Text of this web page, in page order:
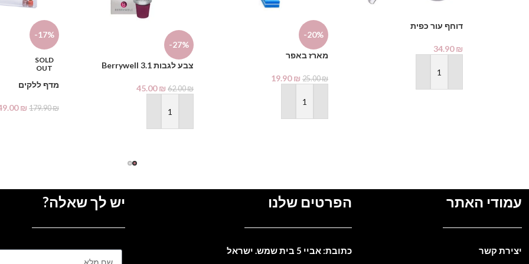
דוחף עור כפית
34.90₪
הוספה לסל
-20%
מארז באפר
25.00₪
19.90₪
הוספה לסל
-27%
צבע לגבות Berrywell 3.1
62.00₪
45.00₪
הוספה לסל
-17%
SOLD
OUT
מדף ללקים
179.90₪
₪
עמודי האתר
יצירת קשר
הפרטים שלנו
כתובת: אביי 5 בית שמש. ישראל
יש לך שאלה?